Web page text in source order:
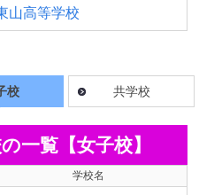
山高等学校
校 共学校
一覧【女子校】
学校名